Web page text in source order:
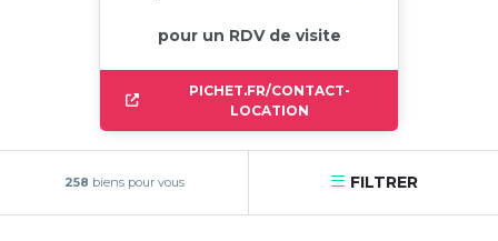
pour un RDV de visite
PICHET.FR/CONTACT-
LOCATION
258 biens pour vous FILTRER